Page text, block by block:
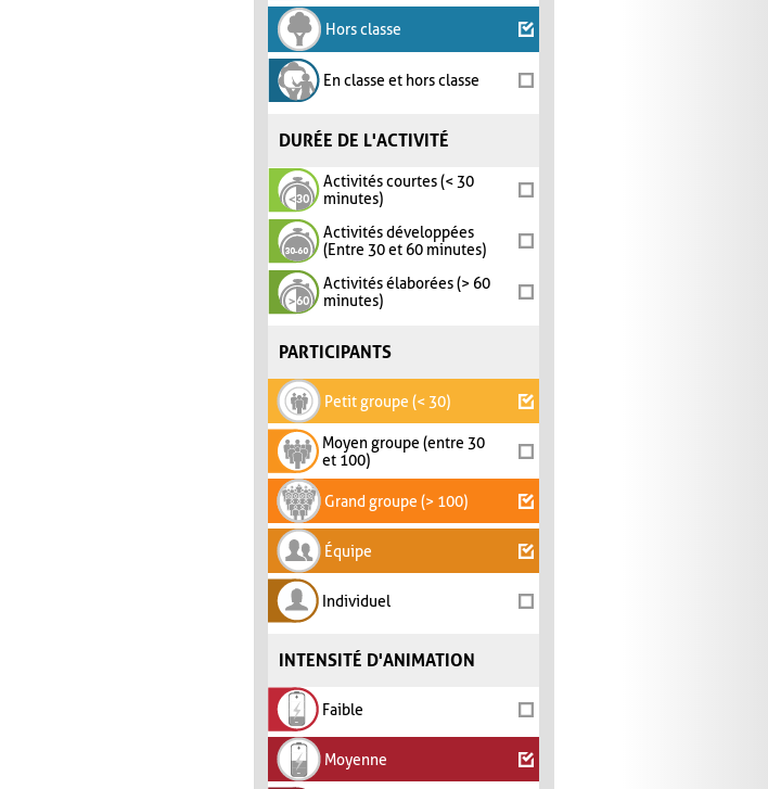
Hors classe
En classe et hors classe
DURÉE DE L'ACTIVITÉ
Activités courtes (< 30
minutes)
Activités développées
(Entre 30 et 60 minutes)
Activités élaborées (> 60
minutes)
PARTICIPANTS
Petit groupe (< 30)
Moyen groupe (entre 30
et 100)
Grand groupe (> 100)
Équipe
Individuel
INTENSITÉ D'ANIMATION
Faible
Moyenne